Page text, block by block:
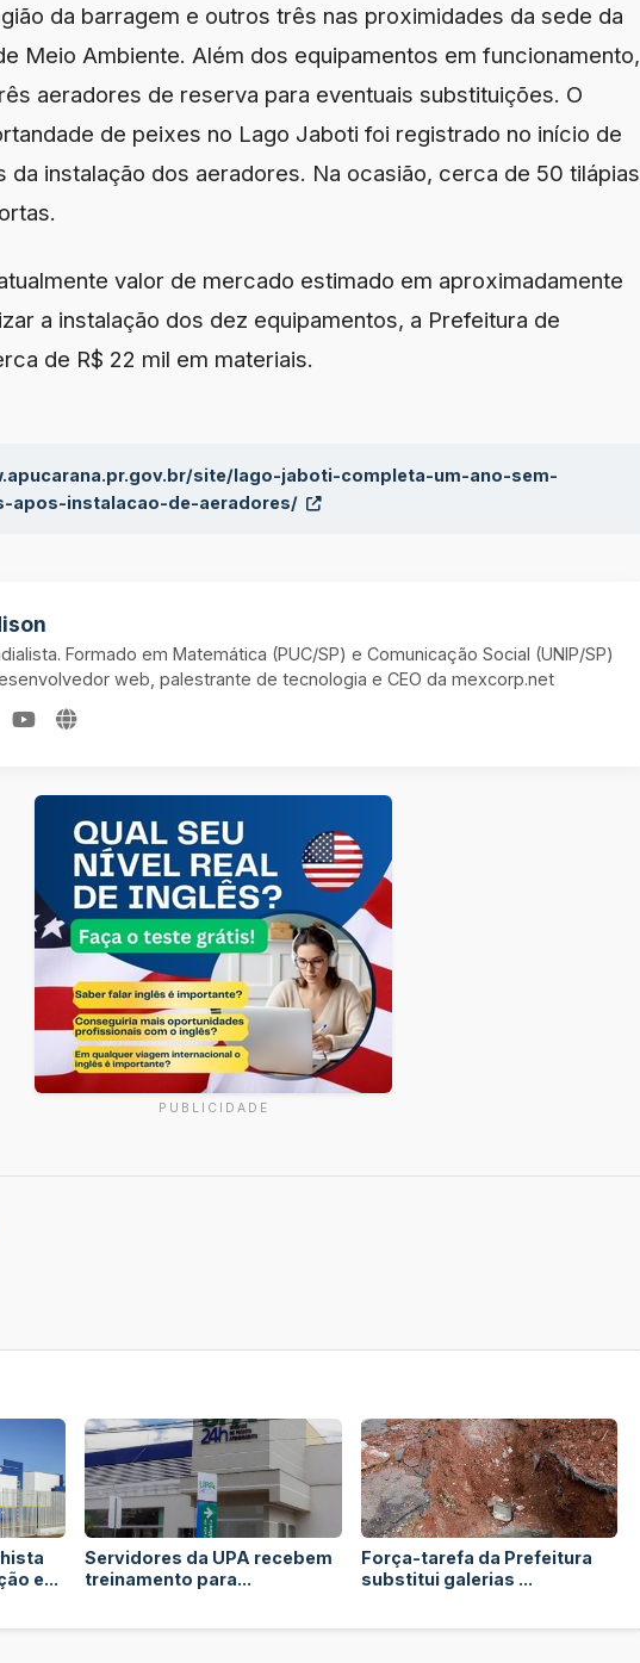
da barragem e outros três nas proximidades da sede da
Meio Ambiente. Além dos equipamentos em funcionamento,
aeradores de reserva para eventuais substituições. O
de peixes no Lago Jaboti foi registrado no início de
da instalação dos aeradores. Na ocasião, cerca de 50 tilápias
valor de mercado estimado em aproximadamente
a instalação dos dez equipamentos, a Prefeitura de
de R$ 22 mil em materiais.
site/lago-jaboti-completa-um-ano-sem-
apos-instalacao-de-aeradores/
Formado em Matemática (PUC/SP) e Comunicação Social (UNIP/SP)
web, palestrante de tecnologia e CEO da mexcorp.net
PUBLICIDADE
e...
Servidores da UPA recebem
treinamento para...
Força-tarefa da Prefeitura
substitui galerias ...